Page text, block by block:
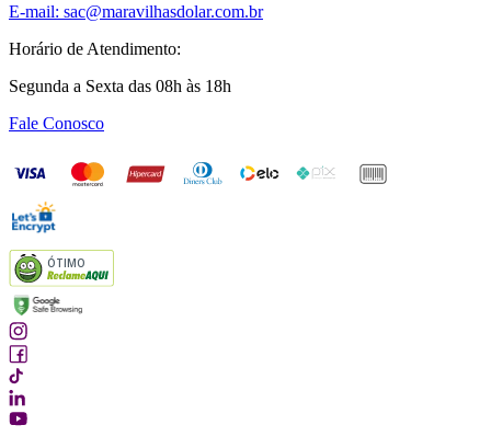
(11) 4000-1567
E-mail: sac@maravilhasdolar.com.br
Horário de Atendimento:
Segunda a Sexta das 08h às 18h
Fale Conosco
ÓTIMO